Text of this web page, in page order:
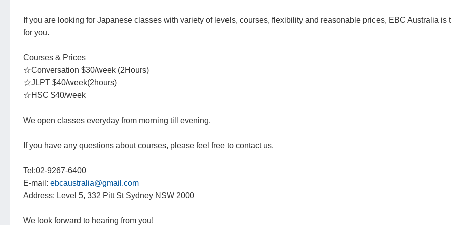
If you are looking for Japanese classes with variety of levels, courses, flexibility and reasonable prices, EBC Australia is
for you.
Courses & Prices
☆Conversation $30/week (2Hours)
☆JLPT $40/week(2hours)
☆HSC $40/week
We open classes everyday from morning till evening.
If you have any questions about courses, please feel free to contact us.
Tel:02-9267-6400
E-mail: ebcaustralia@gmail.com
Address: Level 5, 332 Pitt St Sydney NSW 2000
We look forward to hearing from you!